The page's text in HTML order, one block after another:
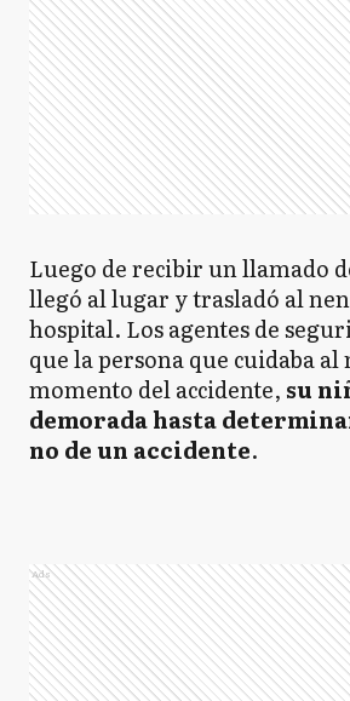
Luego de recibir un llamado
llegó al lugar y trasladó al
hospital. Los agentes de
que la persona que cuidaba
momento del accidente, su
demorada hasta
no de un accidente.
Ads